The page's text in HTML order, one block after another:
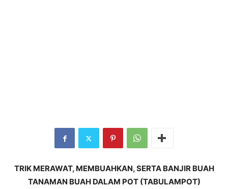
TRIK MERAWAT, MEMBUAHKAN, SERTA BANJIR BUAH
TANAMAN BUAH DALAM POT (TABULAMPOT)